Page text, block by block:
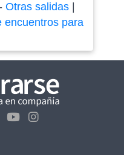
Otras salidas|
encuentros para